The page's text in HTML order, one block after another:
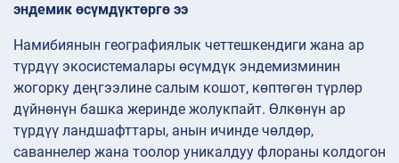
эндемик өсүмдүктөргө ээ
Намибиянын географиялык четтешкендиги жана ар
түрдүү экосистемалары өсүмдүк эндемизминин
жогорку деңгээлине салым кошот, көптөгөн түрлөр
дүйнөнүн башка жеринде жолукпайт. Өлкөнүн ар
түрдүү ландшафттары, анын ичинде чөлдөр,
саваннелер жана тоолор уникалдуу флораны колдогон